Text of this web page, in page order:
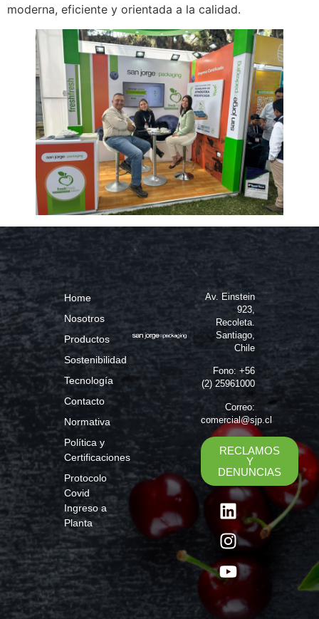
moderna, eficiente y orientada a la calidad.
Home
Nosotros
Productos
Sostenibilidad
Tecnología
Contacto
Normativa
Política y
Certificaciones
Protocolo
Covid
Ingreso a
Planta
Av. Einstein
923,
Recoleta.
Santiago,
Chile
Fono: +56
(2) 25961000
Correo:
comercial@sjp.cl
RECLAMOS
Y
DENUNCIAS